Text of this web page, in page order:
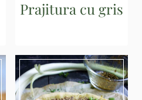
Prajitura cu gris